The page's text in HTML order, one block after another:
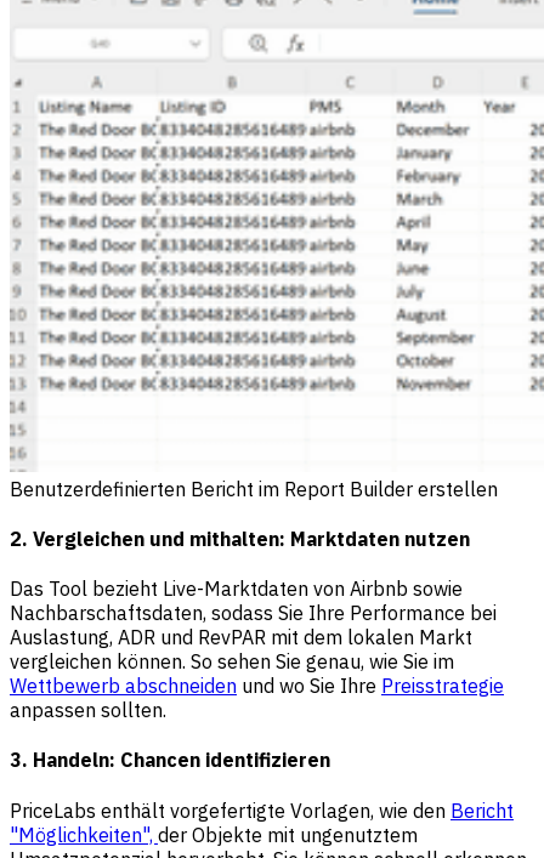
Benutzerdefinierten Bericht im Report Builder erstellen
2. Vergleichen und mithalten: Marktdaten nutzen
Das Tool bezieht Live-Marktdaten von Airbnb sowie
Nachbarschaftsdaten, sodass Sie Ihre Performance bei
Auslastung, ADR und RevPAR mit dem lokalen Markt
vergleichen können. So sehen Sie genau, wie Sie im
Wettbewerb abschneiden und wo Sie Ihre Preisstrategie
anpassen sollten.
3. Handeln: Chancen identifizieren
PriceLabs enthält vorgefertigte Vorlagen, wie den Bericht
"Möglichkeiten", der Objekte mit ungenutztem